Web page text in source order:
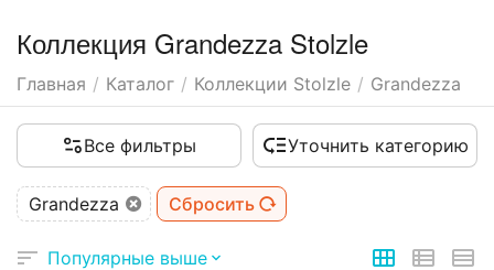
Коллекция Grandezza Stolzle
Главная / Каталог / Коллекции Stolzle / Grandezza
Все фильтры Уточнить категорию
Grandezza Сбросить
Популярные выше